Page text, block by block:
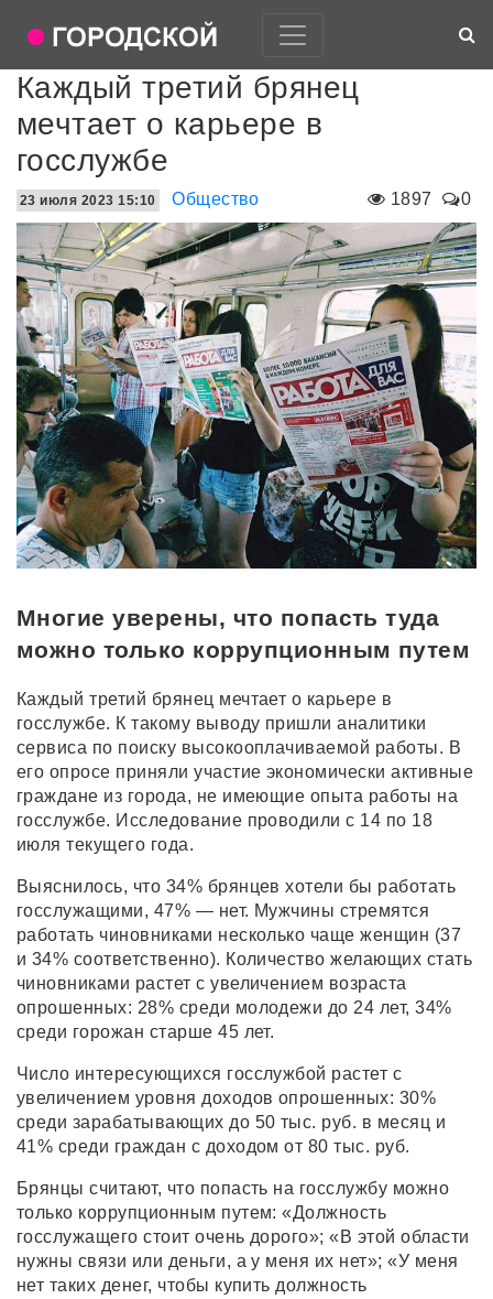
Каждый третий брянец
мечтает о карьере в
госслужбе
1897 0
23 июля 2023 15:10 Общество
Многие уверены, что попасть туда
можно только коррупционным путем
Каждый третий брянец мечтает о карьере в
госслужбе. К такому выводу пришли аналитики
сервиса по поиску высокооплачиваемой работы. В
его опросе приняли участие экономически активные
граждане из города, не имеющие опыта работы на
госслужбе. Исследование проводили с 14 по 18
июля текущего года.
Выяснилось, что 34% брянцев хотели бы работать
госслужащими, 47% — нет. Мужчины стремятся
работать чиновниками несколько чаще женщин (37
и 34% соответственно). Количество желающих стать
чиновниками растет с увеличением возраста
опрошенных: 28% среди молодежи до 24 лет, 34%
среди горожан старше 45 лет.
Число интересующихся госслужбой растет с
увеличением уровня доходов опрошенных: 30%
среди зарабатывающих до 50 тыс. руб. в месяц и
41% среди граждан с доходом от 80 тыс. руб.
Брянцы считают, что попасть на госслужбу можно
только коррупционным путем: «Должность
госслужащего стоит очень дорого»; «В этой области
нужны связи или деньги, а у меня их нет»; «У меня
нет таких денег, чтобы купить должность